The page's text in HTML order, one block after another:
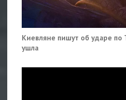
Киевляне пишут об ударе по
ушла